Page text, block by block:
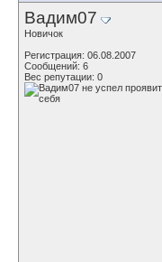
Вадим07
Новичок
Регистрация: 06.08.2007
Сообщений: 6
Вес репутации: 0